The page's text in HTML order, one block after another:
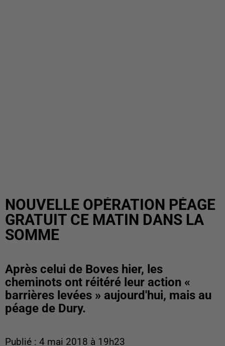
NOUVELLE OPÉRATION PÉAGE
GRATUIT CE MATIN DANS LA
SOMME
Après celui de Boves hier, les
cheminots ont réitéré leur action «
barrières levées » aujourd'hui, mais au
péage de Dury.
Publié : 4 mai 2018 à 19h23